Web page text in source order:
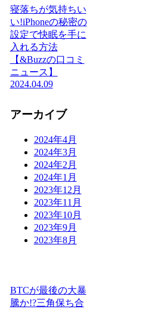
寝落ちが気持ちい
い!iPhoneの秘密の
設定で快眠を手に
入れる方法
【&Buzzの口コミ
ニュース】
2024.04.09
アーカイブ
2024年4月
2024年3月
2024年2月
2024年1月
2023年12月
2023年11月
2023年10月
2023年9月
2023年8月
BTCが最後の大暴
騰か!?三角保ち合